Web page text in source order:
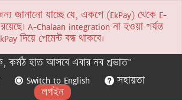
জানানো যাচ্ছে যে, একপে (EkPay) থেকে E-
A-Chalaan integration না হওয়া পর্যন্ত
দিয়ে পেমেন্ট বন্ধ থাকবে।
কর্মঠ হাত আসবে এবার নব প্রভাত”
Switch to English
সহায়তা
লগইন